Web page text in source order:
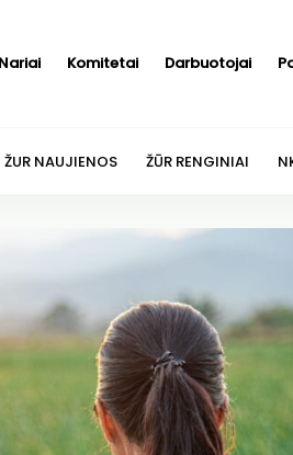
Nariai Komitetai Darbuotojai
ŽUR NAUJIENOS ŽŪR RENGINIAI